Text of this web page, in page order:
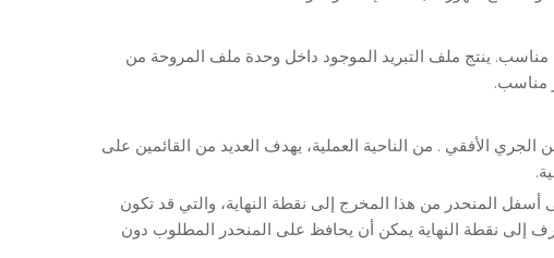
ينتج ملف التبريد الموجود داخل وحدة ملف المروحة من
مناسب.
. من الناحية العملية، يهدف العديد من القائمين على
المنحدر من هذا المخرج إلى نقطة النهاية، والتي قد تكون
إلى نقطة النهاية يمكن أن يحافظ على المنحدر المطلوب دون